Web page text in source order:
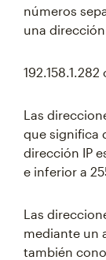
números
una
192.158.1.282
Las
que significa
dirección IP
e inferior a
Las
mediante un
también